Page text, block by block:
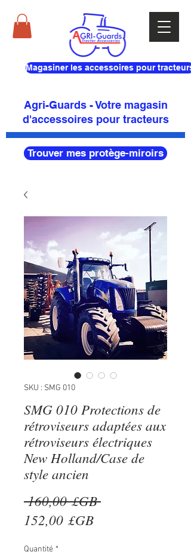
Magasiner les accessoires pour tracteurs
Agri-Guards - Votre magasin
d'accessoires pour tracteurs
Trouver mes protège-miroirs
SKU : SMG 010
SMG 010 Protections de
rétroviseurs adaptées aux
rétroviseurs électriques
New Holland/Case de
style ancien
160,00 £GB Prix
152,00 £GBPrix
Quantité *